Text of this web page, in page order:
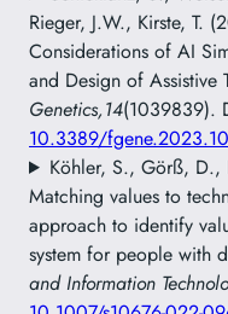
Rieger, J.W., Kirste, T.
Considerations of AI
and Design of Assistive
Genetics,14(1039839).
10.3389/
Köhler, S., Görß,
Matching values to
approach to identify
system for people with
and Information